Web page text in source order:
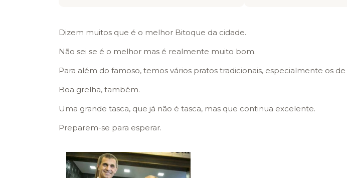
Dizem muitos que é o melhor Bitoque da cidade.
Não sei se é o melhor mas é realmente muito bom.
Para além do famoso, temos vários pratos tradicionais, especialmente os
Boa grelha, também.
Uma grande tasca, que já não é tasca, mas que continua excelente.
Preparem-se para esperar.